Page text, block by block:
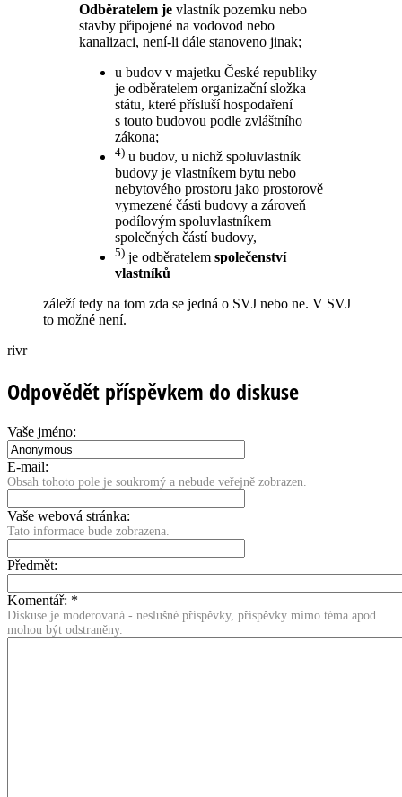
Odběratelem je vlastník pozemku nebo
stavby připojené na vodovod nebo
kanalizaci, není-li dále stanoveno jinak;
u budov v majetku České republiky
je odběratelem organizační složka
státu, které přísluší hospodaření
s touto budovou podle zvláštního
zákona;
4) u budov, u nichž spoluvlastník
budovy je vlastníkem bytu nebo
nebytového prostoru jako prostorově
vymezené části budovy a zároveň
podílovým spoluvlastníkem
společných částí budovy,
5) je odběratelem společenství
vlastníků
záleží tedy na tom zda se jedná o SVJ nebo ne. V SVJ
to možné není.
rivr
Odpovědět příspěvkem do diskuse
Vaše jméno:
E-mail:
Obsah tohoto pole je soukromý a nebude veřejně zobrazen.
Vaše webová stránka:
Tato informace bude zobrazena.
Předmět:
Komentář: *
Diskuse je moderovaná - neslušné příspěvky, příspěvky mimo téma apod.
mohou být odstraněny.